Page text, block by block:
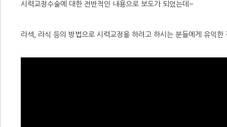
시력교정수술에 대한 전반적인 내용으로 보도가 되었는데~
라섹, 라식 등의 방법으로 시력교정을 하려고 하시는 분들에게 유익